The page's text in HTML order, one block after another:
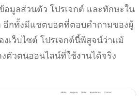
อมูลส่วนตัว โปรเจกต์ และทักษะใน
อีกทั้งมีแชตบอตที่ตอบคำถามของผู้
งเว็บไซต์ โปรเจกต์นี้พิสูจน์ว่าแม้
ตัวตนออนไลน์ที่ใช้งานได้จริง